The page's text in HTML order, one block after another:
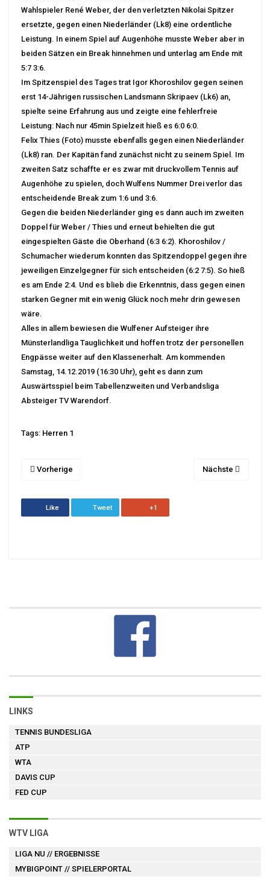
Wahlspieler René Weber, der den verletzten Nikolai Spitzer
ersetzte, gegen einen Niederländer (Lk8) eine ordentliche
Leistung. In einem Spiel auf Augenhöhe musste Weber aber in
beiden Sätzen ein Break hinnehmen und unterlag am Ende mit
5:7 3:6.
Im Spitzenspiel des Tages trat Igor Khoroshilov gegen seinen
erst 14-Jährigen russischen Landsmann Skripaev (Lk6) an,
spielte seine Erfahrung aus und zeigte eine fehlerfreie
Leistung: Nach nur 45min Spielzeit hieß es 6:0 6:0.
Felix Thies (Foto) musste ebenfalls gegen einen Niederländer
(Lk8) ran. Der Kapitän fand zunächst nicht zu seinem Spiel. Im
zweiten Satz schaffte er es zwar mit druckvollem Tennis auf
Augenhöhe zu spielen, doch Wulfens Nummer Drei verlor das
entscheidende Break zum 1:6 und 3:6.
Gegen die beiden Niederländer ging es dann auch im zweiten
Doppel für Weber / Thies und erneut behielten die gut
eingespielten Gäste die Oberhand (6:3 6:2). Khoroshilov /
Schumacher wiederum konnten das Spitzendoppel gegen ihre
jeweiligen Einzelgegner für sich entscheiden (6:2 7:5). So hieß
es am Ende 2:4. Und es blieb die Erkenntnis, dass gegen einen
starken Gegner mit ein wenig Glück noch mehr drin gewesen
wäre.
Alles in allem bewiesen die Wulfener Aufsteiger ihre
Münsterlandliga Tauglichkeit und hoffen trotz der personellen
Engpässe weiter auf den Klassenerhalt. Am kommenden
Samstag, 14.12.2019 (16:30 Uhr), geht es dann zum
Auswärtsspiel beim Tabellenzweiten und Verbandsliga
Absteiger TV Warendorf.
Tags: Herren 1
Vorherige Nächste
Like Tweet +1
LINKS
TENNIS BUNDESLIGA
ATP
WTA
DAVIS CUP
FED CUP
WTV LIGA
LIGA NU // ERGEBNISSE
MYBIGPOINT // SPIELERPORTAL